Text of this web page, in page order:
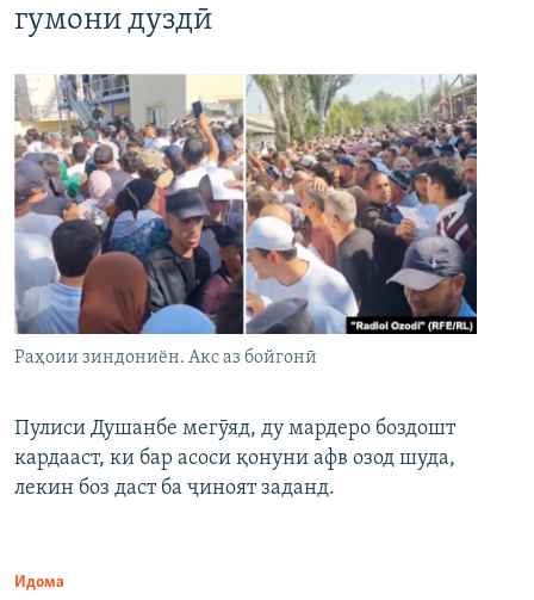
гумони дуздӣ
Раҳоии зиндониён. Акс аз бойгонӣ
Пулиси Душанбе мегӯяд, ду мардеро боздошт
кардааст, ки бар асоси қонуни афв озод шуда,
лекин боз даст ба ҷиноят заданд.
Идома